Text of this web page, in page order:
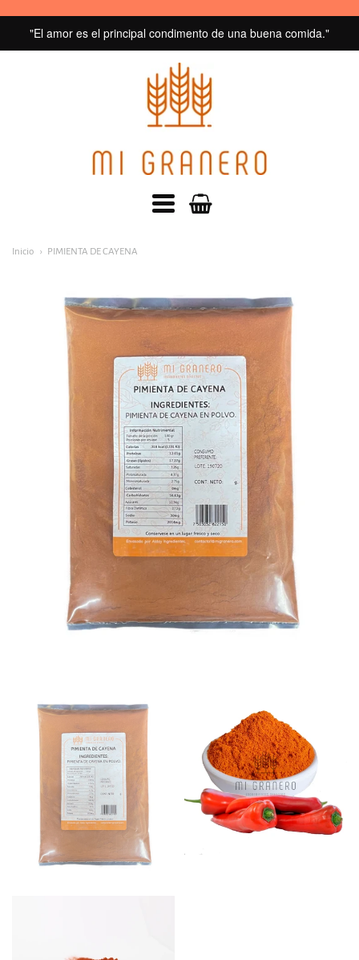
"El amor es el principal condimento de una buena comida."
Menú
principal
Inicio PIMIENTA DE CAYENA